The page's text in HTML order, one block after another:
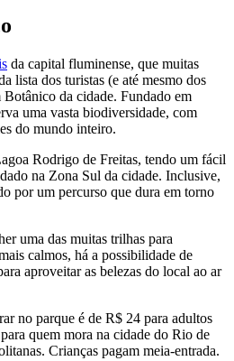
da capital fluminense, que muitas
lista dos turistas (e até mesmo dos
da cidade. Fundado em
uma vasta biodiversidade, com
do mundo inteiro.
Rodrigo de Freitas, tendo um fácil
na Zona Sul da cidade. Inclusive,
por um percurso que dura em torno
uma das muitas trilhas para
calmos, há a possibilidade de
aproveitar as belezas do local ao ar
no parque é de R$ 24 para adultos
quem mora na cidade do Rio de
Crianças pagam meia-entrada.